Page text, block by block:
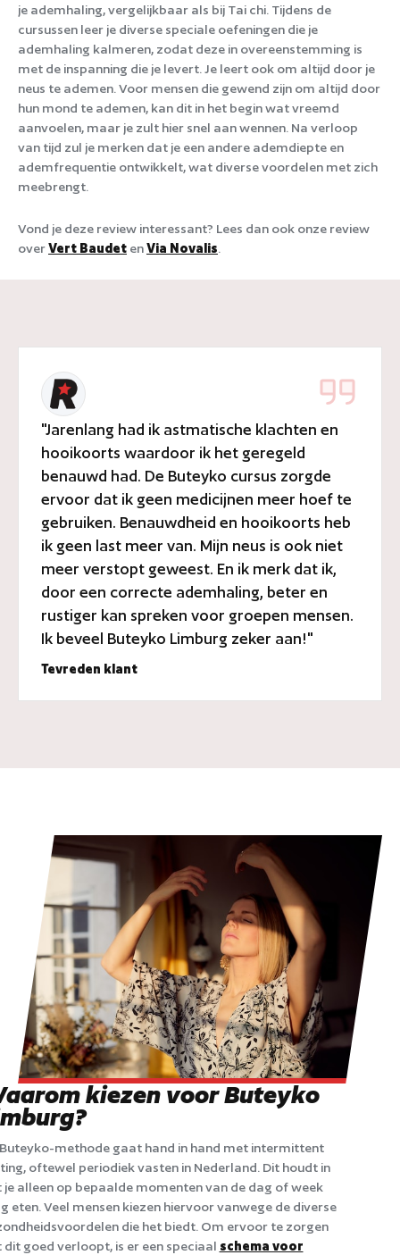
je ademhaling, vergelijkbaar als bij Tai chi. Tijdens de
cursussen leer je diverse speciale oefeningen die je
ademhaling kalmeren, zodat deze in overeenstemming is
met de inspanning die je levert. Je leert ook om altijd door je
neus te ademen. Voor mensen die gewend zijn om altijd door
hun mond te ademen, kan dit in het begin wat vreemd
aanvoelen, maar je zult hier snel aan wennen. Na verloop
van tijd zul je merken dat je een andere ademdiepte en
ademfrequentie ontwikkelt, wat diverse voordelen met zich
meebrengt.
Vond je deze review interessant? Lees dan ook onze review
overVert Baudet enVia Novalis
"Jarenlang had ik astmatische klachten en
hooikoorts waardoor ik het geregeld
benauwd had. De Buteyko cursus zorgde
ervoor dat ik geen medicijnen meer hoef te
gebruiken. Benauwdheid en hooikoorts heb
ik geen last meer van. Mijn neus is ook niet
meer verstopt geweest. En ik merk dat ik,
door een correcte ademhaling, beter en
rustiger kan spreken voor groepen mensen.
Ik beveel Buteyko Limburg zeker aan!"
Tevreden klant
kiezen voor Buteyko
methode gaat hand in hand met intermittent
oftewel periodiek vasten in Nederland. Dit houdt in
alleen op bepaalde momenten van de dag of week
eten. Veel mensen kiezen hiervoor vanwege de diverse
die het biedt. Om ervoor te zorgen
goed verloopt, is er een speciaal schema voor